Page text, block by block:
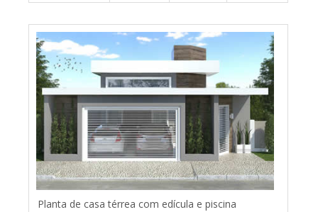
Planta de casa térrea com edícula e piscina